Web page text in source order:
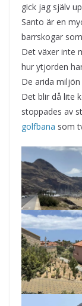
gick jag själv
Santo är en
barrskogar
Det växer inte
hur ytjorden
De arida
Det blir då lite
stoppades av
golfbana som